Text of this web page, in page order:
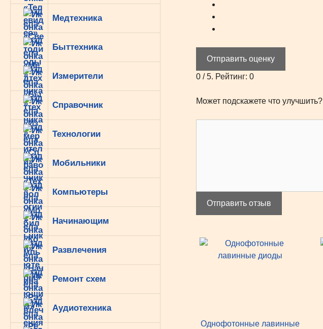
Отправить оценку
0 / 5. Рейтинг: 0
Может подскажете что улучшить?
Отправить отзыв
Однофотонные лавинные
Медтехника
Быттехника
Измерители
Справочник
Технологии
Мобильники
Компьютеры
Начинающим
Развлечения
Ремонт схем
Аудиотехника